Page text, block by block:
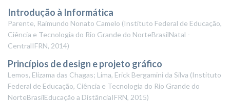
Introdução à Informática
Parente, Raimundo Nonato Camelo (Instituto Federal de Educação,
Ciência e Tecnologia do Rio Grande do NorteBrasilNatal -
CentralIFRN, 2014)
Princípios de design e projeto gráfico
Lemos, Elizama das Chagas; Lima, Erick Bergamini da Silva (Instituto
Federal de Educação, Ciência e Tecnologia do Rio Grande do
NorteBrasilEducação a DistânciaIFRN, 2015)